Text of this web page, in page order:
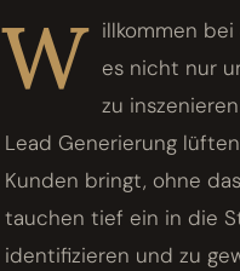
W illkommen
es nicht nur
zu
Lead Generierung
Kunden bringt, ohne
tauchen tief ein in die
identifizieren und zu